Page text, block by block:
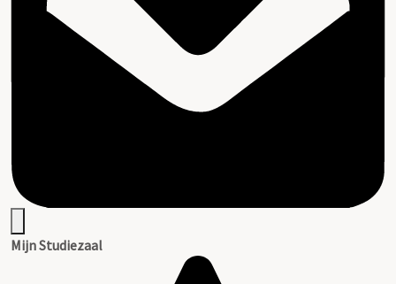
Mijn Studiezaal